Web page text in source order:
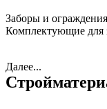
Заборы и
Комплектующие для
Далее...